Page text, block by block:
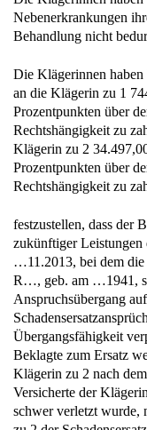
Nebenerkrankungen
Behandlung nicht
Die Klägerinnen haben
an die Klägerin zu 1
Prozentpunkten über
Rechtshängigkeit zu
Klägerin zu 2
Prozentpunkten über
Rechtshängigkeit zu
festzustellen, dass der
zukünftiger
…11.2013, bei dem
R…, geb. am …1941,
Anspruchsübergang
Übergangsfähigkeit
Beklagte zum Ersatz
Klägerin zu 2 nach
Versicherte der
schwer verletzt wurde,